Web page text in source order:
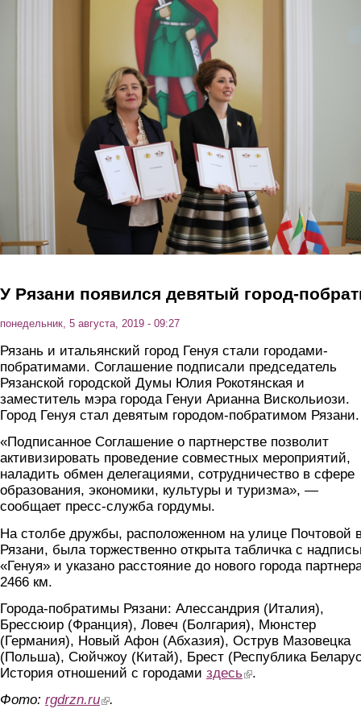
Перейти к основному содержанию
У Рязани появился девятый город-
понедельник, 5 августа, 2019 - 09:27
Рязань и итальянский город Генуя стали городами-
побратимами. Соглашение подписали председатель
Рязанской городской Думы Юлия Рокотянская и
заместитель мэра города Генуи Арианна Вискольиози.
Город Генуя стал девятым городом-побратимом Рязани.
«Подписанное Соглашение о партнерстве позволит
активизировать проведение совместных мероприятий,
наладить обмен делегациями, сотрудничество в сфере
образования, экономики, культуры и туризма», —
сообщает пресс-служба гордумы.
На столбе дружбы, расположенном на улице Почтовой
Рязани, была торжественно открыта табличка с
«Генуя» и указано расстояние до нового города
2466 км.
Города-побратимы Рязани: Алессандрия (Италия),
Брессюир (Франция), Ловеч (Болгария), Мюнстер
(Германия), Новый Афон (Абхазия), Острув Мазовецка
(Польша), Сюйчжоу (Китай), Брест (Республика
История отношений с городами здесь (link is external)
.
Фото: rgdrzn.ru(link is external)
.